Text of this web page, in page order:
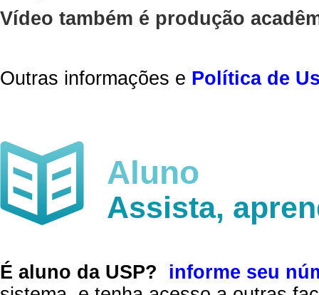
Vídeo também é produção
Outras informações e Política de
Aluno
Assista,
É aluno da USP?
informe seu